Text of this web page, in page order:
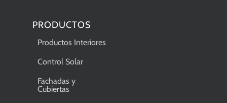
PRODUCTOS
Productos Interiores
Control Solar
Fachadas y
Cubiertas